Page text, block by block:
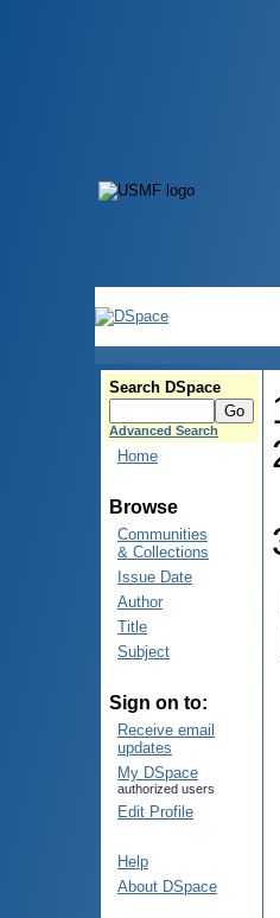
Search DSpace
Advanced Search
Home
Browse
Communities
& Collections
Issue Date
Author
Title
Subject
Sign on to:
Receive email
updates
My DSpace
authorized users
Edit Profile
Help
About DSpace